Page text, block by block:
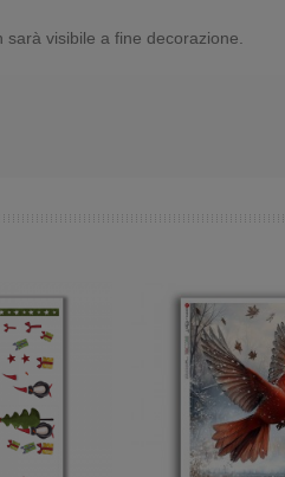
visibile a fine decorazione.